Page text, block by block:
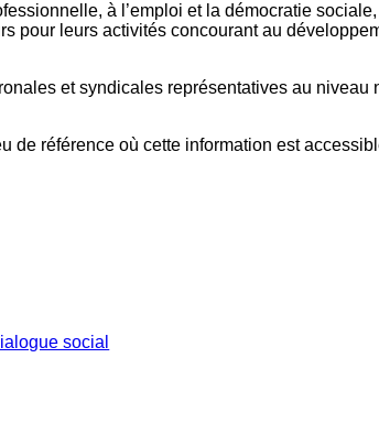
à l’emploi et la démocratie
pour leurs activités concourant au
et syndicales représentatives au niveau
de référence où cette information est
social